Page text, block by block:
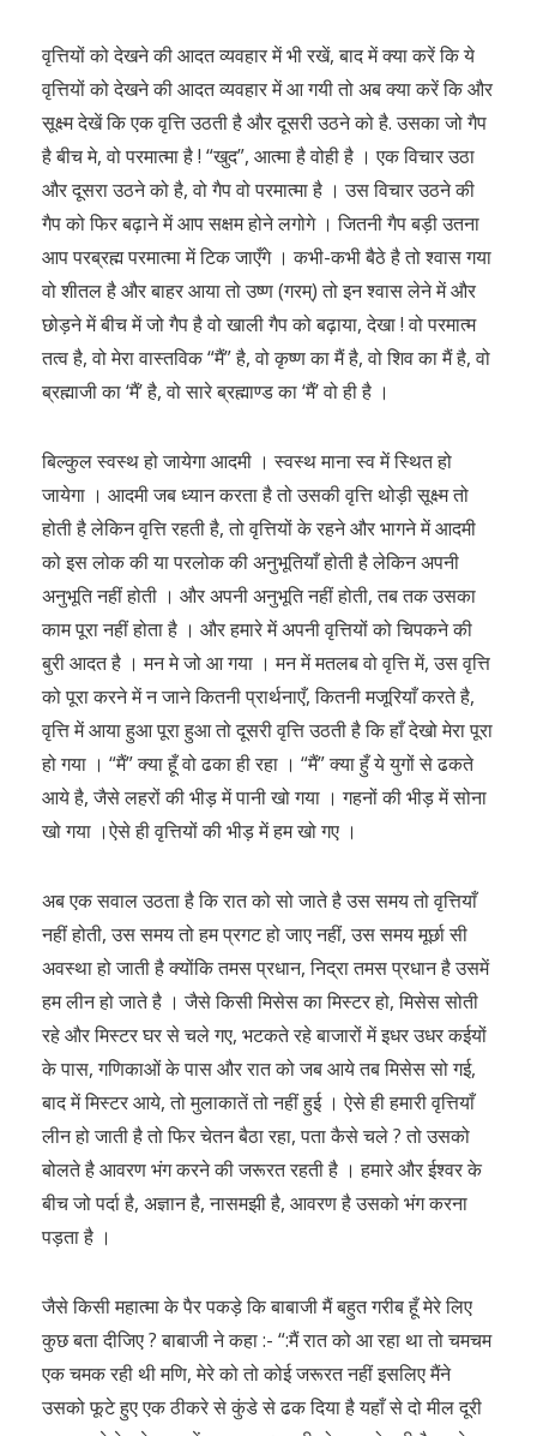
वृत्तियों को देखने की आदत व्यवहार में भी रखें, बाद में क्या करें कि ये
वृत्तियों को देखने की आदत व्यवहार में आ गयी तो अब क्या करें कि और
सूक्ष्म देखें कि एक वृत्ति उठती है और दूसरी उठने को है. उसका जो गैप
है बीच मे, वो परमात्मा है ! “खुद”, आत्मा है वोही है । एक विचार उठा
और दूसरा उठने को है, वो गैप वो परमात्मा है । उस विचार उठने की
गैप को फिर बढ़ाने में आप सक्षम होने लगोगे । जितनी गैप बड़ी उतना
आप परब्रह्म परमात्मा में टिक जाएँगे । कभी-कभी बैठे है तो श्वास गया
वो शीतल है और बाहर आया तो उष्ण (गरम्) तो इन श्वास लेने में और
छोड़ने में बीच में जो गैप है वो खाली गैप को बढ़ाया, देखा ! वो परमात्म
तत्व है, वो मेरा वास्तविक “मैं” है, वो कृष्ण का मैं है, वो शिव का मैं है, वो
ब्रह्माजी का ‘मैं’ है, वो सारे ब्रह्माण्ड का ‘मैं’ वो ही है ।
बिल्कुल स्वस्थ हो जायेगा आदमी । स्वस्थ माना स्व में स्थित हो
जायेगा । आदमी जब ध्यान करता है तो उसकी वृत्ति थोड़ी सूक्ष्म तो
होती है लेकिन वृत्ति रहती है, तो वृत्तियों के रहने और भागने में आदमी
को इस लोक की या परलोक की अनुभूतियाँ होती है लेकिन अपनी
अनुभूति नहीं होती । और अपनी अनुभूति नहीं होती, तब तक उसका
काम पूरा नहीं होता है । और हमारे में अपनी वृत्तियों को चिपकने की
बुरी आदत है । मन मे जो आ गया । मन में मतलब वो वृत्ति में, उस वृत्ति
को पूरा करने में न जाने कितनी प्रार्थनाएँ, कितनी मजूरियाँ करते है,
वृत्ति में आया हुआ पूरा हुआ तो दूसरी वृत्ति उठती है कि हाँ देखो मेरा पूरा
हो गया । “मैं” क्या हूँ वो ढका ही रहा । “मैं” क्या हुँ ये युगों से ढकते
आये है, जैसे लहरों की भीड़ में पानी खो गया । गहनों की भीड़ में सोना
खो गया ।ऐसे ही वृत्तियों की भीड़ में हम खो गए ।
अब एक सवाल उठता है कि रात को सो जाते है उस समय तो वृत्तियाँ
नहीं होती, उस समय तो हम प्रगट हो जाए नहीं, उस समय मूर्छा सी
अवस्था हो जाती है क्योंकि तमस प्रधान, निद्रा तमस प्रधान है उसमें
हम लीन हो जाते है । जैसे किसी मिसेस का मिस्टर हो, मिसेस सोती
रहे और मिस्टर घर से चले गए, भटकते रहे बाजारों में इधर उधर कईयों
के पास, गणिकाओं के पास और रात को जब आये तब मिसेस सो गई,
बाद में मिस्टर आये, तो मुलाकातें तो नहीं हुई । ऐसे ही हमारी वृत्तियाँ
लीन हो जाती है तो फिर चेतन बैठा रहा, पता कैसे चले ? तो उसको
बोलते है आवरण भंग करने की जरूरत रहती है । हमारे और ईश्वर के
बीच जो पर्दा है, अज्ञान है, नासमझी है, आवरण है उसको भंग करना
पड़ता है ।
जैसे किसी महात्मा के पैर पकड़े कि बाबाजी मैं बहुत गरीब हूँ मेरे लिए
कुछ बता दीजिए ? बाबाजी ने कहा :- “:मैं रात को आ रहा था तो चमचम
एक चमक रही थी मणि, मेरे को तो कोई जरूरत नहीं इसलिए मैंने
उसको फूटे हुए एक ठीकरे से कुंडे से ढक दिया है यहाँ से दो मील दूरी